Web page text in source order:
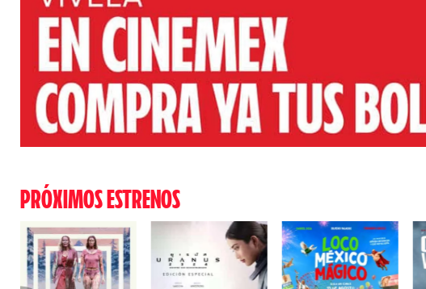
PRÓXIMOS ESTRENOS